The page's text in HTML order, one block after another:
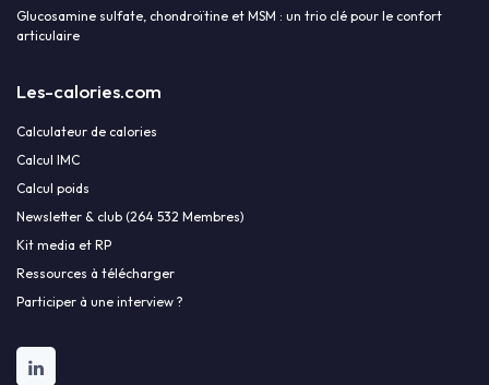
Glucosamine sulfate, chondroïtine et MSM : un trio clé pour le confort
articulaire
Les-calories.com
Calculateur de calories
Calcul IMC
Calcul poids
Newsletter & club (264 532 Membres)
Kit media et RP
Ressources à télécharger
Participer à une interview ?